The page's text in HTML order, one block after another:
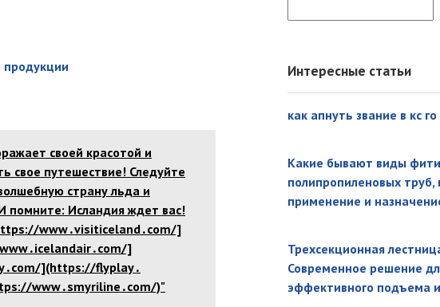
продукции
своей красотой и
свое путешествие! Следуйте
страну льда и
помните: Исландия ждет вас!
www․visiticeland․com/]
]
](https://flyplay․
www․smyriline․com/)"
Интересные статьи
как апнуть звание в кс го
Какие бывают виды
полипропиленовых труб,
применение и
Трехсекционная
Современное решение
эффективного подъема и